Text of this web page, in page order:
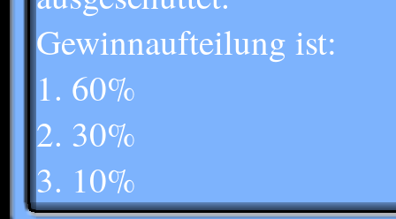
Gewinnaufteilung ist:
1. 60%
2. 30%
3. 10%